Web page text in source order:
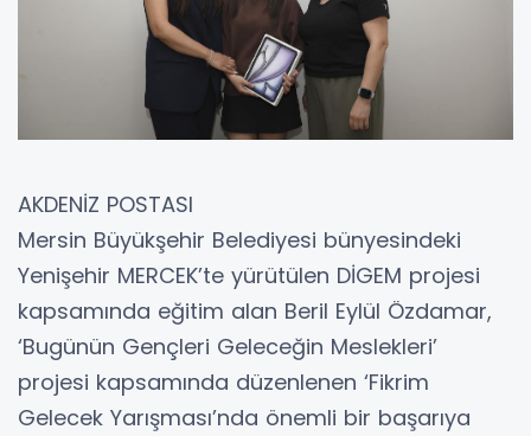
AKDENİZ POSTASI
Mersin Büyükşehir Belediyesi bünyesindeki
Yenişehir MERCEK’te yürütülen DİGEM projesi
kapsamında eğitim alan Beril Eylül Özdamar,
‘Bugünün Gençleri Geleceğin Meslekleri’
projesi kapsamında düzenlenen ‘Fikrim
Gelecek Yarışması’nda önemli bir başarıya